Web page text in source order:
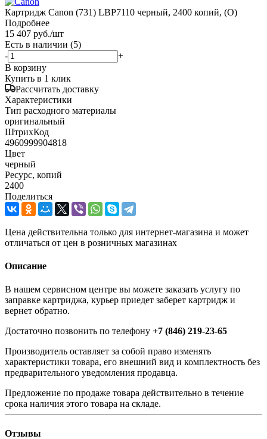
Картридж Canon (731) LBP7110 черный, 2400 копий, (O)
Подробнее
15 407 руб./шт
Есть в наличии (5)
-
+
В корзину
Купить в 1 клик
Рассчитать доставку
Характеристики
Тип расходного материалы
оригинальный
ШтрихКод
4960999904818
Цвет
черный
Ресурс, копий
2400
Поделиться
Цена действительна только для интернет-магазина и может
отличаться от цен в розничных магазинах
Описание
В нашем сервисном центре вы можете заказать услугу по
заправке картриджа, курьер приедет заберет картридж и
вернет обратно.
Достаточно позвонить по телефону +7 (846) 219-23-65
Производитель оставляет за собой право изменять
характеристики товара, его внешний вид и комплектность без
предварительного уведомления продавца.
Предложение по продаже товара действительно в течение
срока наличия этого товара на складе.
Отзывы